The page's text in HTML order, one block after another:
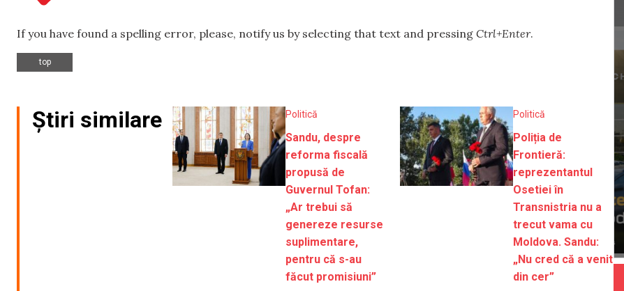
If you have found a spelling error, please, notify us by selecting that text and pressing Ctrl+Enter.
top
Știri similare Politică
Sandu, despre
reforma fiscală
propusă de
Guvernul Tofan:
„Ar trebui să
genereze resurse
suplimentare,
pentru că s-au
făcut promisiuni”
Politică
Poliția de
Frontieră:
reprezentantul
Osetiei în
Transnistria nu a
trecut vama cu
Moldova. Sandu:
„Nu cred că a venit
din cer”